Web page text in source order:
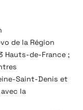
de la Région
Hauts-de-France ;
Saint-Denis et
avec la